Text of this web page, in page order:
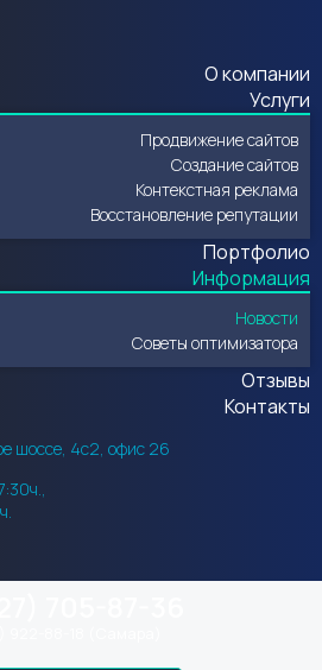
О компании
Услуги
Продвижение сайтов
Создание сайтов
Контекстная реклама
Восстановление репутации
Портфолио
Информация
Новости
Советы оптимизатора
Отзывы
Контакты
шоссе, 4с2, офис 26